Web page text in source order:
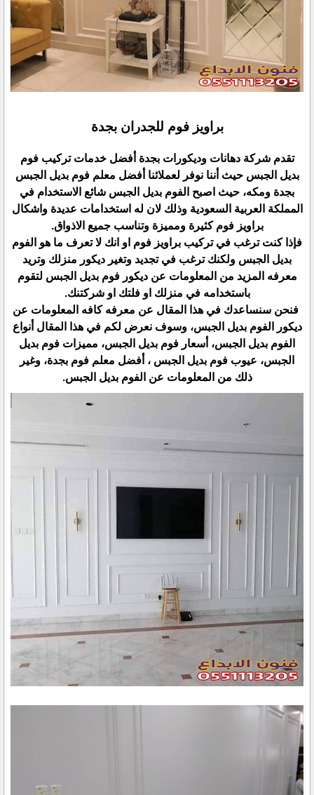
براويز فوم للجدران بجدة
تقدم شركة دهانات وديكورات بجدة أفضل خدمات تركيب فوم
بديل الجبس حيث أننا نوفر لعملائنا أفضل معلم فوم بديل الجبس
بجدة ومكه، حيث اصبح الفوم بديل الجبس شائع الاستخدام في
المملكة العربية السعودية وذلك لان له استخدامات عديدة واشكال
براويز فوم كثيرة ومميزة وتناسب جميع الاذواق.
فإذا كنت ترغب في تركيب براويز فوم او انك لا تعرف ما هو الفوم
بديل الجبس ولكنك ترغب في تجديد وتغير ديكور منزلك وتريد
معرفه المزيد من المعلومات عن ديكور فوم بديل الجبس لتقوم
باستخدامه في منزلك او فلتك او شركتنك.
فنحن سنساعدك في هذا المقال عن معرفه كافه المعلومات عن
ديكور الفوم بديل الجبس، وسوف نعرض لكم في هذا المقال أنواع
الفوم بديل الجبس، أسعار فوم بديل الجبس، مميزات فوم بديل
الجبس، عيوب فوم بديل الجبس ، أفضل معلم فوم بجدة، وغير
ذلك من المعلومات عن الفوم بديل الجبس.